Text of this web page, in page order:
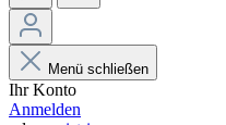
Menü schließen
Ihr Konto
Anmelden